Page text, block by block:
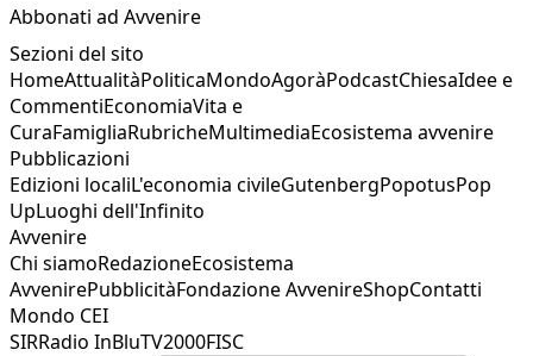
Abbonati ad Avvenire
Sezioni del sito
HomeAttualitàPoliticaMondoAgoràPodcastChiesaIdee e
CommentiEconomiaVita e
CuraFamigliaRubricheMultimediaEcosistema avvenire
Pubblicazioni
Edizioni localiL'economia civileGutenbergPopotusPop
UpLuoghi dell'Infinito
Avvenire
Chi siamoRedazioneEcosistema
AvvenirePubblicitàFondazione AvvenireShopContatti
Mondo CEI
SIRRadio InBluTV2000FISC